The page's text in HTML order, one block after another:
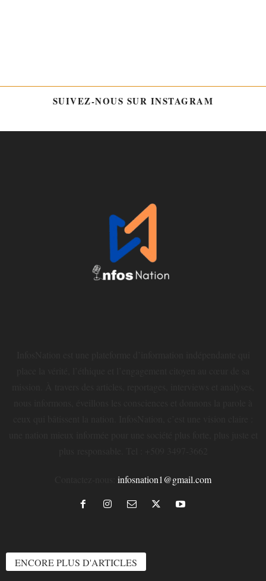
SUIVEZ-NOUS SUR INSTAGRAM
infosnation1@gmail.com
ENCORE PLUS D'ARTICLES